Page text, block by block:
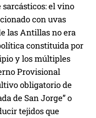
el vino
con uvas
las Antillas no era
constituida por
y los múltiples
Provisional
obligatorio de
de San Jorge” o
tejidos que